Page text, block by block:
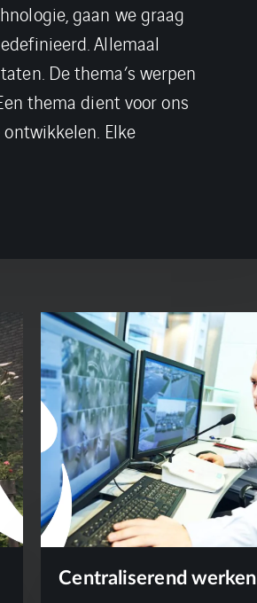
gaan we graag
Allemaal
De thema’s werpen
thema dient voor ons
Elke
Centraliserend werken